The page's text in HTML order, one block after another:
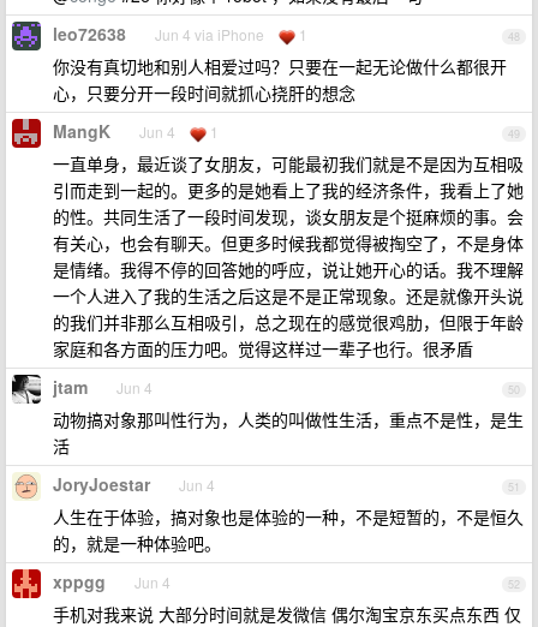
48
leo72638 Jun 4 via iPhone 1
你没有真切地和别人相爱过吗？只要在一起无论做什么都很开
心，只要分开一段时间就抓心挠肝的想念
49
MangK Jun 4 1
一直单身，最近谈了女朋友，可能最初我们就是不是因为互相吸
引而走到一起的。更多的是她看上了我的经济条件，我看上了她
的性。共同生活了一段时间发现，谈女朋友是个挺麻烦的事。会
有关心，也会有聊天。但更多时候我都觉得被掏空了，不是身体
是情绪。我得不停的回答她的呼应，说让她开心的话。我不理解
一个人进入了我的生活之后这是不是正常现象。还是就像开头说
的我们并非那么互相吸引，总之现在的感觉很鸡肋，但限于年龄
家庭和各方面的压力吧。觉得这样过一辈子也行。很矛盾
50
jtam Jun 4
动物搞对象那叫性行为，人类的叫做性生活，重点不是性，是生
活
51
JoryJoestar Jun 4
人生在于体验，搞对象也是体验的一种，不是短暂的，不是恒久
的，就是一种体验吧。
52
xppgg Jun 4
手机对我来说 大部分时间就是发微信 偶尔淘宝京东买点东西 仅